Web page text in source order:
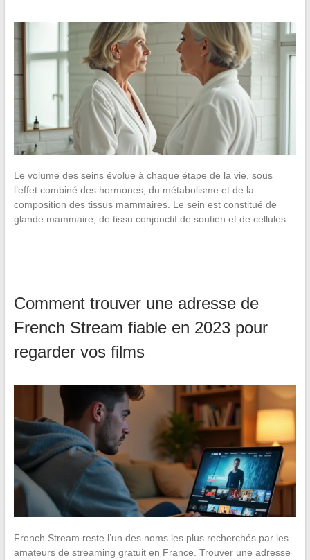
Le volume des seins évolue à chaque étape de la vie, sous
l’effet combiné des hormones, du métabolisme et de la
composition des tissus mammaires. Le sein est constitué de
glande mammaire, de tissu conjonctif de soutien et de cellules…
Comment trouver une adresse de
French Stream fiable en 2023 pour
regarder vos films
French Stream reste l’un des noms les plus recherchés par les
amateurs de streaming gratuit en France. Trouver une adresse